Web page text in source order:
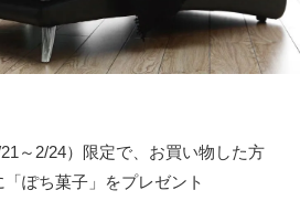
～2/24）限定で、お買い物した方
「ぽち菓子」をプレゼント